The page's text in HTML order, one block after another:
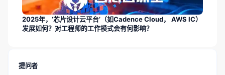
2025年，‘芯片设计云平台’（如Cadence Cloud， AWS IC）
发展如何？对工程师的工作模式会有何影响？
提问者